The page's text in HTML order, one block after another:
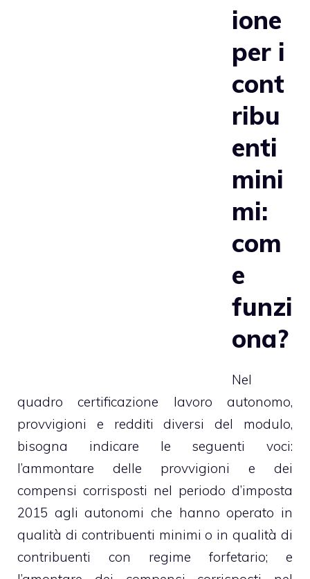
ione
per i
cont
ribu
enti
mini
mi:
com
e
funzi
ona?
Nel
quadro certificazione lavoro autonomo,
provvigioni e redditi diversi del modulo,
bisogna indicare le seguenti voci:
l’ammontare delle provvigioni e dei
compensi corrisposti nel periodo d’imposta
2015 agli autonomi che hanno operato in
qualità di contribuenti minimi o in qualità di
contribuenti con regime forfetario; e